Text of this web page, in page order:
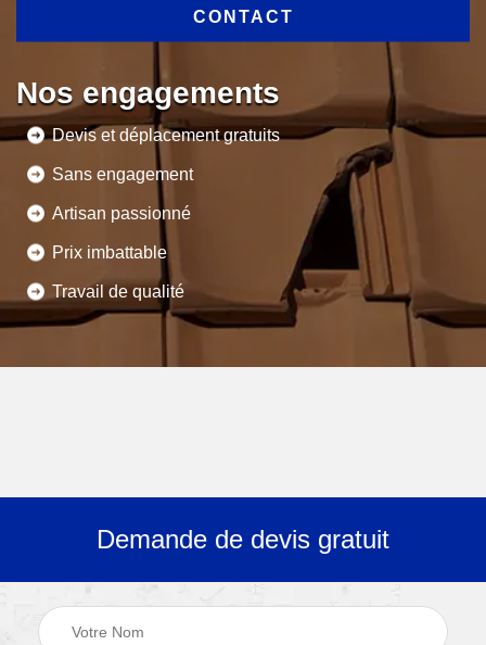
CONTACT
Nos engagements
Devis et déplacement gratuits
Sans engagement
Artisan passionné
Prix imbattable
Travail de qualité
Demande de devis gratuit